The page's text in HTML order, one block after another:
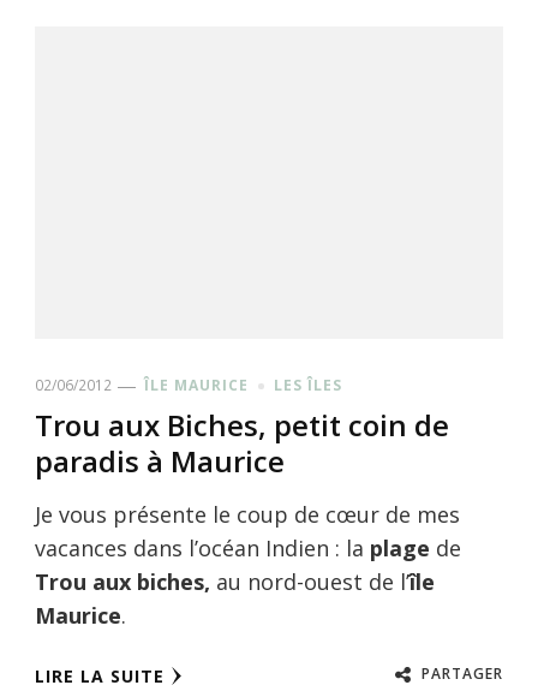
02/06/2012 ÎLE MAURICE LES ÎLES
Trou aux Biches, petit coin de
paradis à Maurice
Je vous présente le coup de cœur de mes
vacances dans l’océan Indien : la plage de
Trou aux biches, au nord-ouest de l’île
Maurice.
LIRE LA SUITE PARTAGER